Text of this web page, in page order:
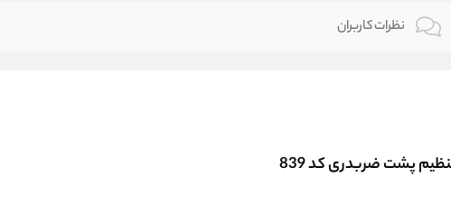
نظرات کاربران
پشت ضربدری کد 839